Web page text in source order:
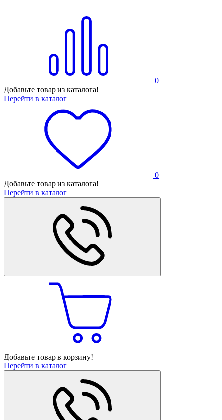
0
Добавьте товар из каталога!
Перейти в каталог
0
Добавьте товар из каталога!
Перейти в каталог
Добавьте товар в корзину!
Перейти в каталог